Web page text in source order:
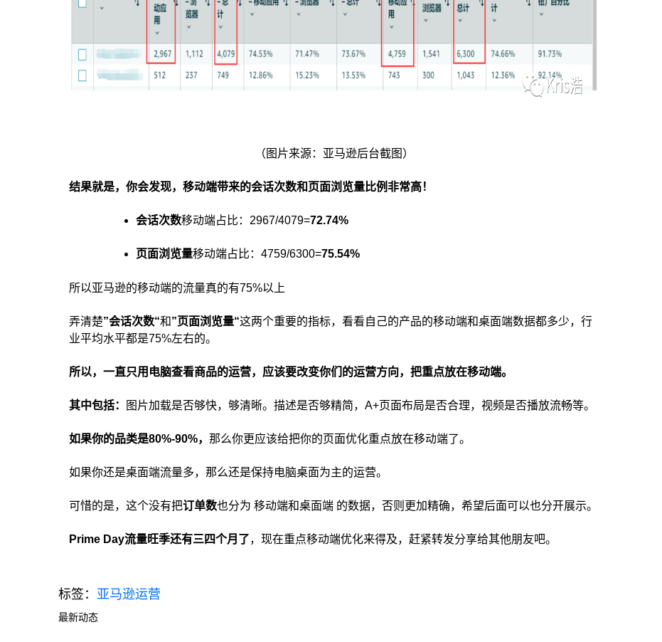
（图片来源：亚马逊后台截图）
结果就是，你会发现，移动端带来的会话次数和页面浏览量比例非常高！
会话次数移动端占比：2967/4079=72.74%
页面浏览量移动端占比：4759/6300=75.54%
所以亚马逊的移动端的流量真的有75%以上
弄清楚”会话次数“和”页面浏览量“这两个重要的指标，看看自己的产品的移动端和桌面端数据都多少，行
业平均水平都是75%左右的。
所以，一直只用电脑查看商品的运营，应该要改变你们的运营方向，把重点放在移动端。
其中包括： 图片加载是否够快，够清晰。描述是否够精简，A+页面布局是否合理，视频是否播放流畅等。
如果你的品类是80%-90%， 那么你更应该给把你的页面优化重点放在移动端了。
如果你还是桌面端流量多，那么还是保持电脑桌面为主的运营。
可惜的是，这个没有把订单数也分为 移动端和桌面端 的数据，否则更加精确，希望后面可以也分开展示。
Prime Day流量旺季还有三四个月了，现在重点移动端优化来得及，赶紧转发分享给其他朋友吧。
标签： 亚马逊运营
最新动态